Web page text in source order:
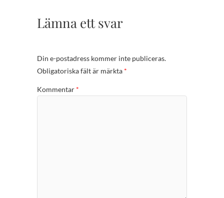
Lämna ett svar
Din e-postadress kommer inte publiceras.
Obligatoriska fält är märkta *
Kommentar *